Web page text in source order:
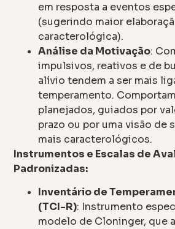
em resposta a eventos
(sugerindo maior
caracterológica).
Análise da Motivação:
impulsivos, reativos e de
alívio tendem a ser mais
temperamento.
planejados, guiados por
prazo ou por uma visão de
mais caracterológicos.
Instrumentos e Escalas de
Padronizadas:
Inventário de
(TCI-R): Instrumento
modelo de Cloninger, que